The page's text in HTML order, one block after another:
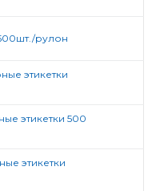
рулон
этикетки
этикетки 500
этикетки